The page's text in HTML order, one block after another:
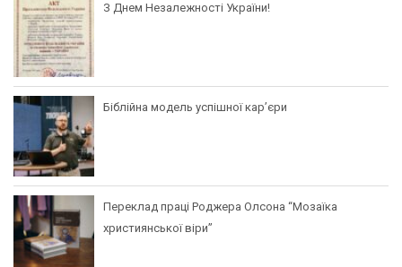
З Днем Незалежності України!
Біблійна модель успішної кар’єри
Переклад праці Роджера Олсона “Мозаїка
християнської віри”